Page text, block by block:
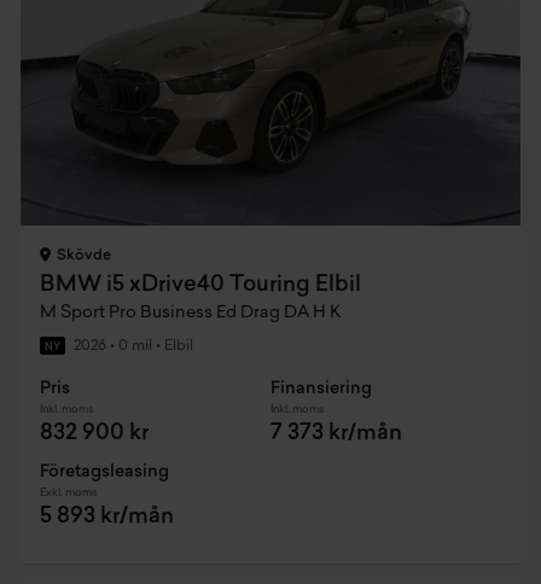
Skövde
BMW i5 xDrive40 Touring Elbil
M Sport Pro Business Ed Drag DA H K
NY 2026 • 0 mil • Elbil
Pris
Inkl. moms
832 900 kr
Finansiering
Inkl. moms
7 373 kr/mån
Företagsleasing
Exkl. moms
5 893 kr/mån